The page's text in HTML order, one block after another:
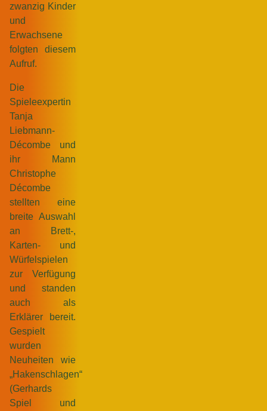
zwanzig Kinder
und
Erwachsene
folgten diesem
Aufruf.
Die
Spieleexpertin
Tanja
Liebmann-
Décombe und
ihr Mann
Christophe
Décombe
stellten eine
breite Auswahl
an Brett-,
Karten- und
Würfelspielen
zur Verfügung
und standen
auch als
Erklärer bereit.
Gespielt
wurden
Neuheiten wie
„Hakenschlagen“
(Gerhards
Spiel und